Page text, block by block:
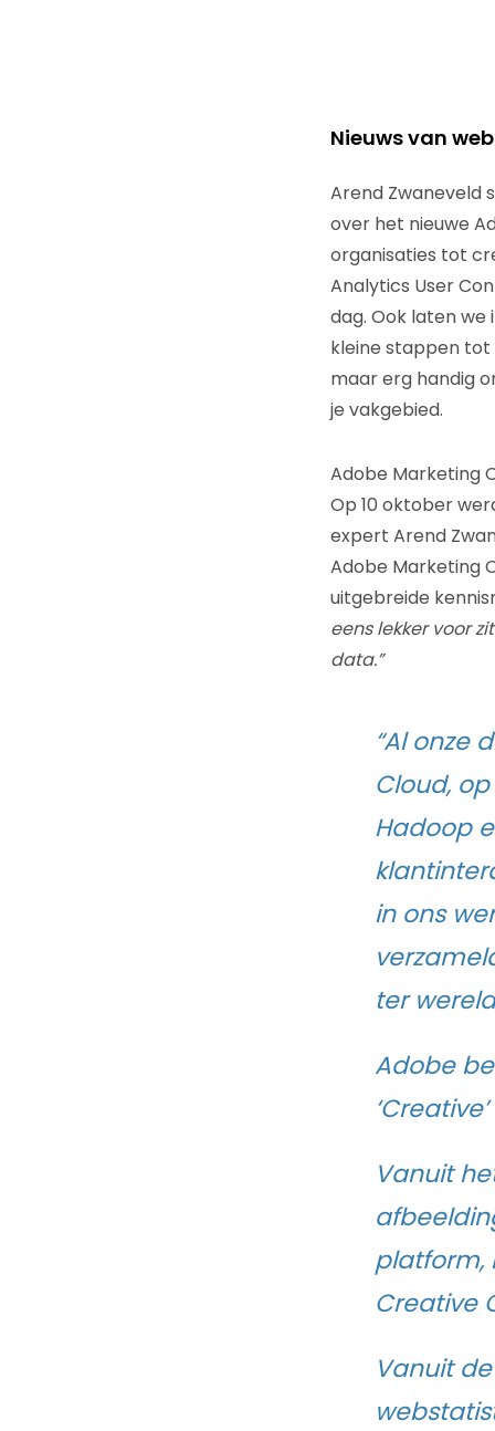
Nieuws van
Arend Zwaneveld
over het nieuwe
organisaties tot
Analytics User
dag. Ook laten
kleine stappen tot
maar erg handig
je vakgebied.
Adobe Marketing
Op 10 oktober
expert Arend
Adobe Marketing
uitgebreide
eens lekker voor
data.”
“Al onze
Cloud,
Hadoop
in ons
ter
Adobe
Vanuit
platform,
Creative
Vanuit